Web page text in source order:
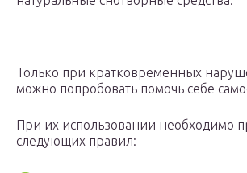
Только при кратковременных
можно попробовать помочь себе
При их использовании необходимо
следующих правил: